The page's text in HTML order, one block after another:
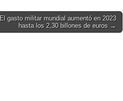
El gasto militar mundial aumentó en 2023
hasta los 2,30 billones de euros →